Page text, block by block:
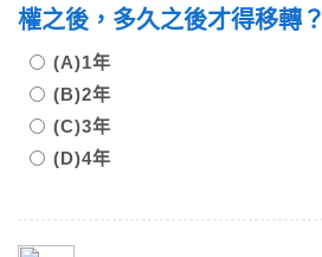
權之後，多久之後才得移轉？
(A)1年
(B)2年
(C)3年
(D)4年